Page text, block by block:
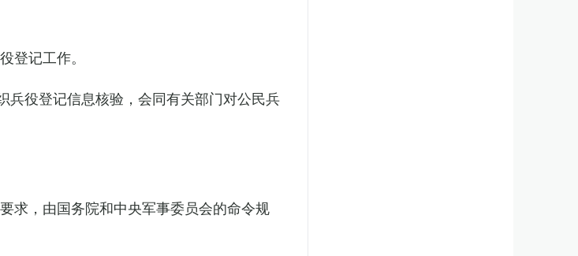
登记工作。
兵役登记信息核验，会同有关部门对公民兵
求，由国务院和中央军事委员会的命令规